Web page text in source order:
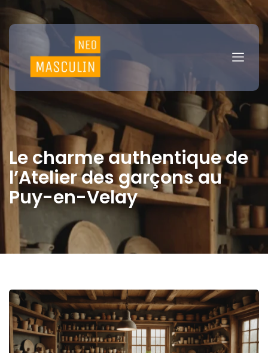
Le charme authentique de
l’Atelier des garçons au
Puy-en-Velay